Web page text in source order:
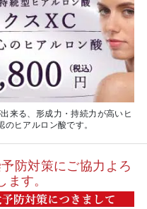
来る、形成力・持続力が高いヒ
ヒアルロン酸です。
防対策にご協力よろ
す。